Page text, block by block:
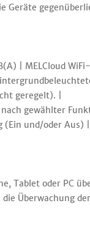
Geräte
| MELCloud WiFi-
geregelt). |
gewählter
und/oder Aus) |
Tablet oder PC
Überwachung der